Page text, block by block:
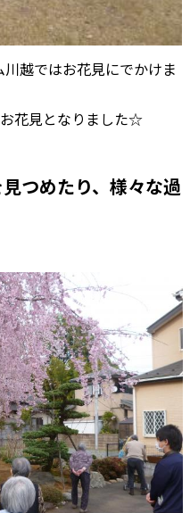
越ではお花見にでかけま
花見となりました☆
つめたり、様々な過